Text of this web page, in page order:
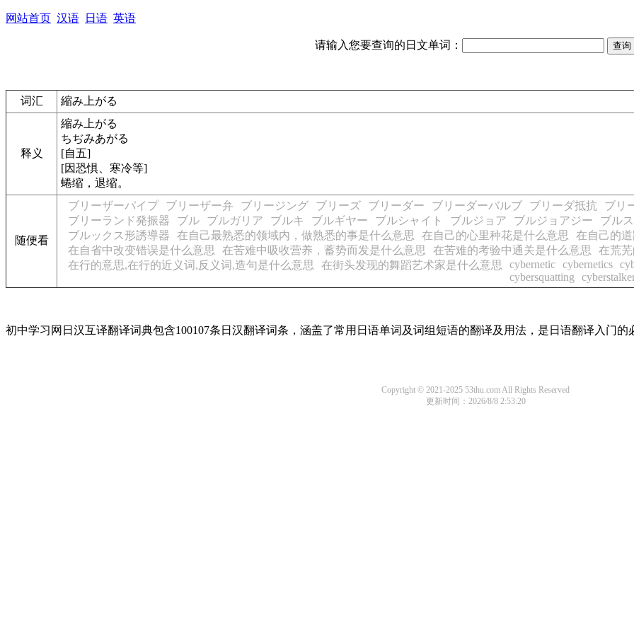
网站首页 汉语 日语 英语
请输入您要查询的日文单词：
词汇 縮み上がる
释义
縮み上がる
ちぢみあがる
[自五]
[因恐惧、寒冷等]
蜷缩，退缩。
随便看
ブリーザーパイプ ブリーザー弁 ブリージング ブリーズ ブリーダー ブリーダーバルブ ブリーダ抵抗 ブリ
ブリーランド発振器
ブル ブルガリア ブルキ ブルギヤー ブルシャイト ブルジョア ブルジョアジー ブル
ブルックス形誘導器
在自己最熟悉的领域内，做熟悉的事是什么意思 在自己的心里种花是什么意思
在自己的
在自省中改变错误是什么意思
在苦难中吸收营养，蓄势而发是什么意思 在苦难的考验中通关是什么意思 在荒
在行的意思,在行的近义词,反义词,造句是什么意思
在街头发现的舞蹈艺术家是什么意思 cybernetic cybernetics
cybersquatting
初中学习网日汉互译翻译词典包含100107条日汉翻译词条，涵盖了常用日语单词及词组短语的翻译及用法，是日语翻译入门的
Copyright © 2021-2025 53thu.com All Rights Reserved
更新时间：2026/8/8 2:53:20